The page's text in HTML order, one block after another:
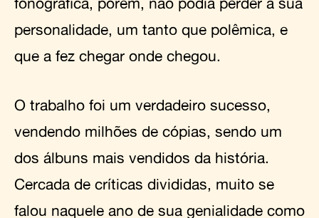
personalidade, um tanto que polêmica, e
que a fez chegar onde chegou.
O trabalho foi um verdadeiro sucesso,
vendendo milhões de cópias, sendo um
dos álbuns mais vendidos da história.
Cercada de críticas divididas, muito se
falou naquele ano de sua genialidade como